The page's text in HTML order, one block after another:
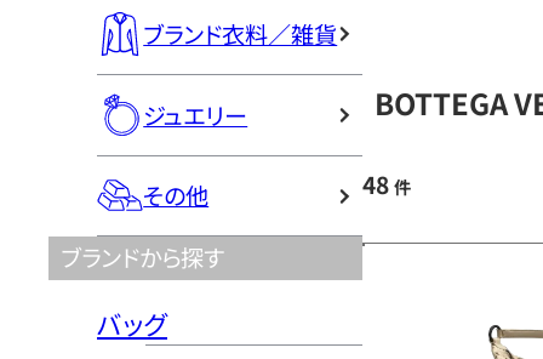
ブランド衣料／雑貨
ジュエリー
その他
ブランドから探す
バッグ
BOTTEGA
48 件